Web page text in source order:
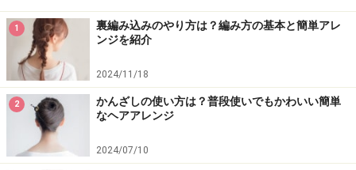
1
裏編み込みのやり方は？編み方の基本と簡単アレ
ンジを紹介
2024/11/18
2
かんざしの使い方は？普段使いでもかわいい簡単
なヘアアレンジ
2024/07/10